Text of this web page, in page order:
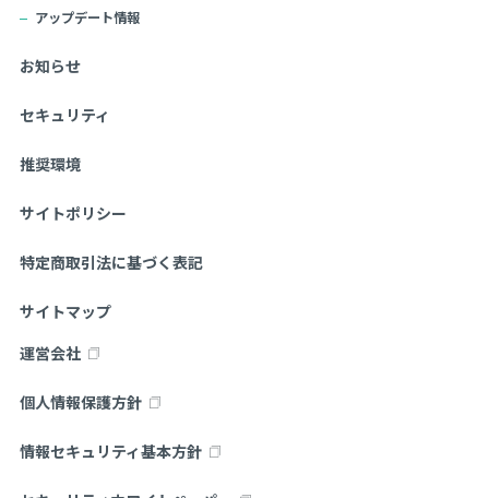
アップデート情報
お知らせ
セキュリティ
推奨環境
サイトポリシー
特定商取引法に基づく表記
サイトマップ
運営会社
個人情報保護方針
情報セキュリティ基本方針